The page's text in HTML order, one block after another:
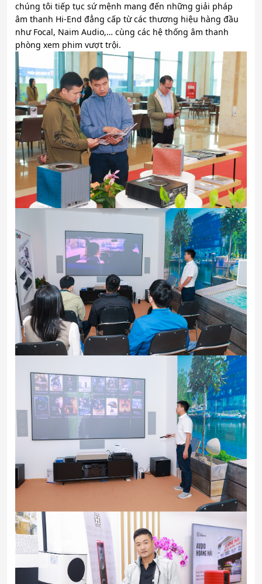
chúng tôi tiếp tục sứ mệnh mang đến những giải pháp
âm thanh Hi-End đẳng cấp từ các thương hiệu hàng đầu
như Focal, Naim Audio,… cùng các hệ thống âm thanh
phòng xem phim vượt trội.